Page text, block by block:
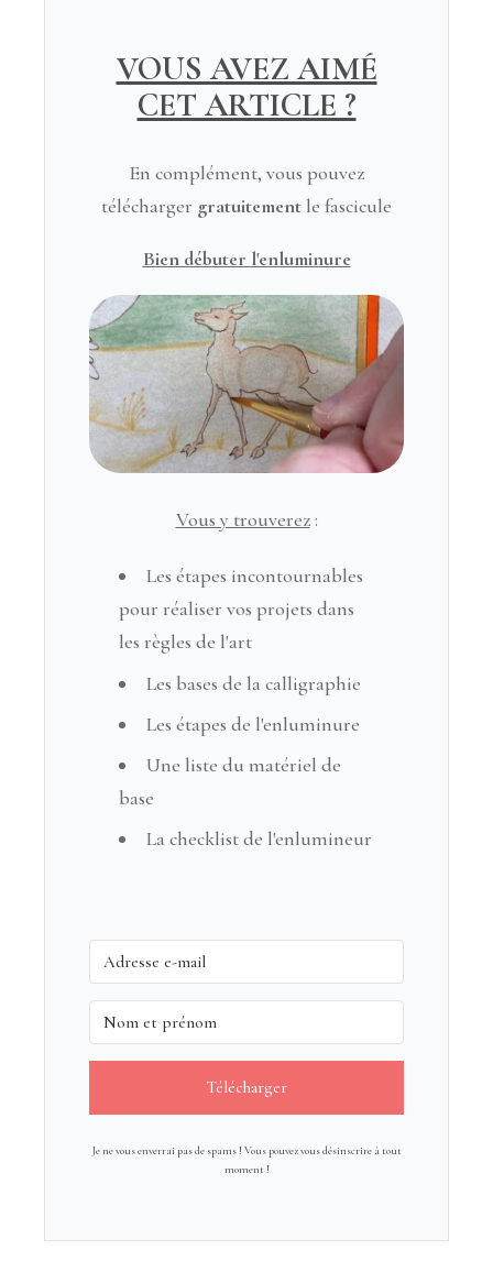
VOUS AVEZ AIMÉ
CET ARTICLE ?
En complément, vous pouvez
télécharger gratuitementle fascicule
Bien débuter l'enluminure
Vous y trouverez:
Les étapes incontournables
pour réaliser vos projets dans
les règles de l'art
Les bases de la calligraphie
Les étapes de l'enluminure
Une liste du matériel de
base
La checklist de l'enlumineur
Télécharger
Je ne vous enverrai pas de spams ! Vous pouvez vous désinscrire à tout
moment !